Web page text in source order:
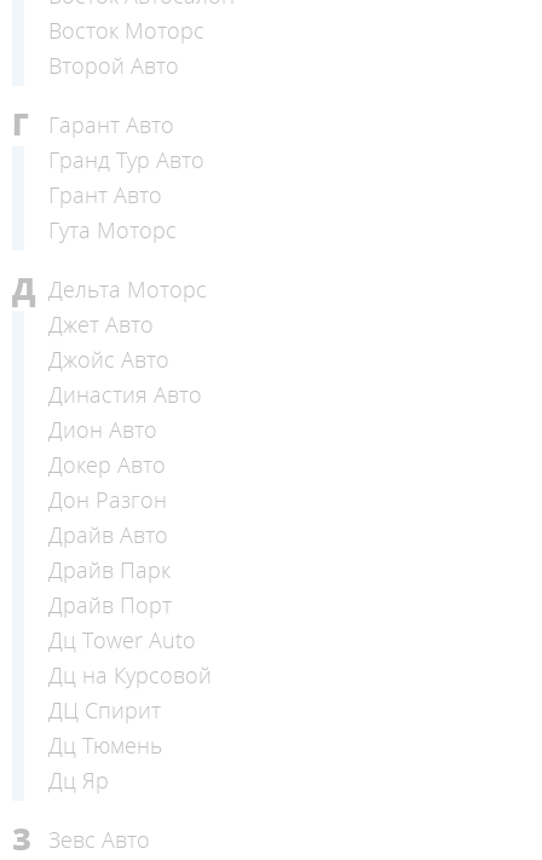
Восток Моторс
Второй Авто
Г
Гарант Авто
Гранд Тур Авто
Грант Авто
Гута Моторс
Д Дельта Моторс
Джет Авто
Джойс Авто
Династия Авто
Дион Авто
Докер Авто
Дон Разгон
Драйв Авто
Драйв Парк
Драйв Порт
Дц Tower Auto
Дц на Курсовой
ДЦ Спирит
Дц Тюмень
Дц Яр
З Зевс Авто